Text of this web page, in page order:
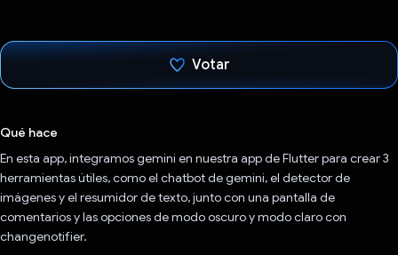
Votar
Qué hace
En esta app, integramos gemini en nuestra app de Flutter para crear 3
herramientas útiles, como el chatbot de gemini, el detector de
imágenes y el resumidor de texto, junto con una pantalla de
comentarios y las opciones de modo oscuro y modo claro con
changenotifier.